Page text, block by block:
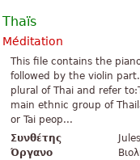
Thaïs
Méditation
This file contains the
followed by the violin
plural of Thai and refer
main ethnic group of
or Tai peop...
Συνθέτης
Όργανο